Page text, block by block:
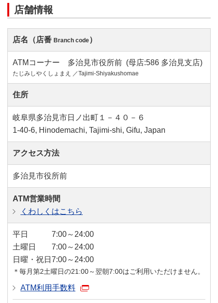
店舗情報
店名（店番 Branch code）
ATMコーナー 多治見市役所前 (母店:586 多治見支店)
たじみしやくしょまえ ／Tajimi-Shiyakushomae
住所
岐阜県多治見市日ノ出町１－４０－６
1-40-6, Hinodemachi, Tajimi-shi, Gifu, Japan
アクセス方法
多治見市役所前
ATM営業時間
くわしくはこちら
平日
7:00～24:00
土曜日
7:00～24:00
日曜・祝日 7:00～24:00
＊毎月第2土曜日の21:00～翌朝7:00はご利用いただけません。
ATM利用手数料